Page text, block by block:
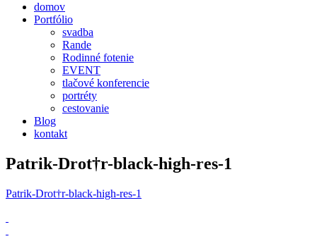
domov
Portfólio
svadba
Rande
Rodinné fotenie
EVENT
tlačové konferencie
portréty
cestovanie
Blog
kontakt
Patrik-Drot†r-black-high-res-1
Patrik-Drot†r-black-high-res-1